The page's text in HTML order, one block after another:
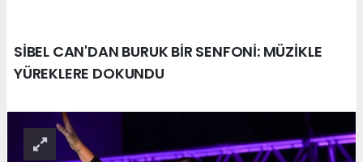
SİBEL CAN'DAN BURUK BİR SENFONİ: MÜZİKLE
YÜREKLERE DOKUNDU